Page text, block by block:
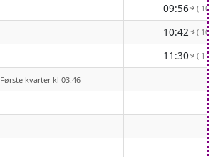
09:56↑( 103°
10:42↑( 108°
11:30↑( 112°
Første kvarter kl 03:46